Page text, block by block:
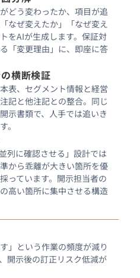
どう変わったか、項目が追
なぜ変えたか」「なぜ変え
をAIが生成します。保証対
「変更理由」に、即座に答
横断検証
表、セグメント情報と経営
記と他注記との整合。同じ
示書類で、人手では追いき
。
列に確認させる」設計では
から乖離が大きい箇所を優
っています。開示担当者の
高い箇所に集中させる構造
」という作業の頻度が減り
開示後の訂正リスク低減が